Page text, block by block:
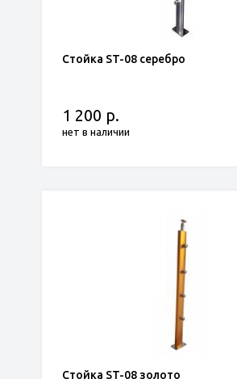
Стойка ST-08 серебро
1 200 р.
нет в наличии
Стойка ST-08 золото